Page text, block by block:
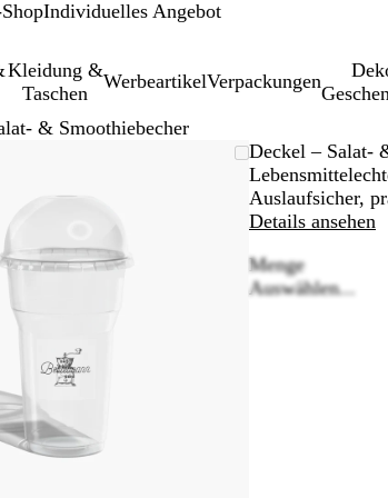
Individuelles Angebot
Kleidung &
Taschen
WerbeartikelVerpackungen
& Smoothiebecher
Vergrößer-/verkleinerbares
Minimum
Vergrößern
die
+
und
und
die
zum
Schwenken.
Deckel – Salat-
Auslaufsicher,
Details ansehen
Menge
Auswählen...